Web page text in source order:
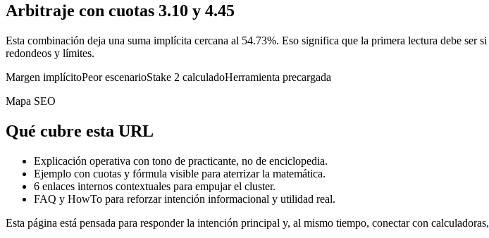
Arbitraje con cuotas 3.10 y 4.45
Esta combinación deja una suma implícita cercana al 54.73%. Eso significa que la primera lectura debe ser
redondeos y límites.
Margen implícitoPeor escenarioStake 2 calculadoHerramienta precargada
Mapa SEO
Qué cubre esta URL
Explicación operativa con tono de practicante, no de enciclopedia.
Ejemplo con cuotas y fórmula visible para aterrizar la matemática.
6 enlaces internos contextuales para empujar el cluster.
FAQ y HowTo para reforzar intención informacional y utilidad real.
Esta página está pensada para responder la intención principal y, al mismo tiempo, conectar con